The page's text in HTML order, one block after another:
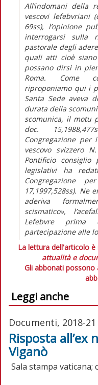
All’indomani della
vescovi lefebvriani
69ss), l’opinione
interrogarsi sulla
pastorale degli
quali atti cioè
possano dirsi in
Roma. Come
riproponiamo qui i
Santa Sede aveva
durata della
scomunica, il motu
doc.
Congregazione
vescovo svizzero
Pontificio consiglio
legislativi ha
Congregazione
17,1997,528ss). Ne
aderiva
scismatico»,
Lefebvre prima
partecipazione alle
La lettura dell'articolo
attualità e
Gli abbonati
Leggi anche
Documenti, 2018-21
Risposta all’ex
Viganò
Sala stampa